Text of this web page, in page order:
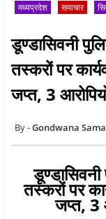
मध्यप्रदेश समाचार
डूण्डासिवनी
तस्करों पर
जप्त, 3
Gondwana
तस्करों पर
जप्त, 3